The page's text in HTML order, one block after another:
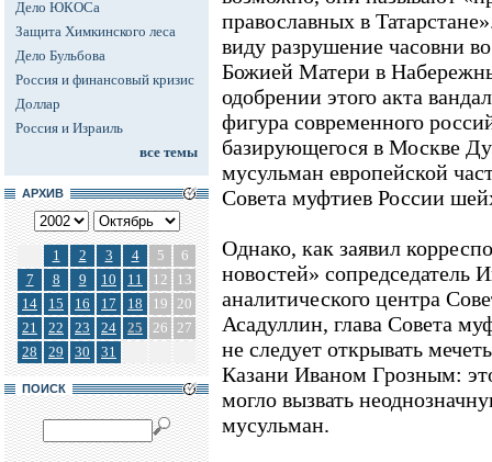
Дело ЮКОСа
Защита Химкинского леса
Дело Бульбова
Россия и финансовый кризис
Доллар
Россия и Израиль
все темы
АРХИВ
1 2 3 4 5
6
7
8 9 10 11 12
13
14
15 16 17 18 19 20
21
22 23 24 25 26 27
28
29 30 31
ПОИСК
православных в
виду разрушение часовни
Божией Матери в
одобрении этого акта
фигура современного
базирующегося в Москве
мусульман европейской
Совета муфтиев России
Однако, как заявил
новостей» сопредседатель
аналитического центра
Асадуллин, глава Совета
не следует открывать
Казани Иваном Грозным:
могло вызвать
мусульман.